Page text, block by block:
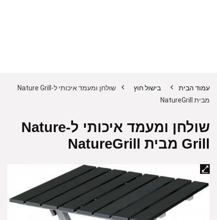
עמוד הבית בישול חוץ
שולחן ומעמד איכותי ל-Nature Grill
מבית NatureGrill
שולחן ומעמד איכותי ל-Nature
Grill מבית NatureGrill